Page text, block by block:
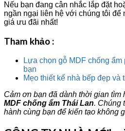
Nếu bạn đang cân nhắc lắp đặt
ngần ngại liên hệ với chúng tôi để
giá ưu đãi nhất!
Tham khảo :
Lựa chọn gỗ MDF chống
bạn
Mẹo thiết kế nhà bếp đẹp và
Cảm ơn bạn đã dành thời gian tìm
MDF chống ẩm Thái Lan. Chúng
hành cùng bạn để kiến tạo không